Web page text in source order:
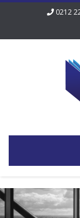
0212